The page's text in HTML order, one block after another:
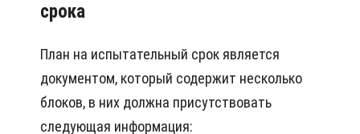
срока
План на испытательный срок является
документом, который содержит несколько
блоков, в них должна присутствовать
следующая информация: